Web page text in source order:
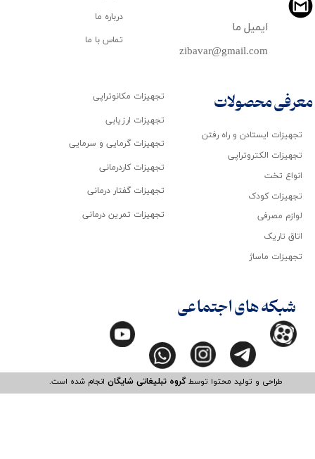
zibavar@gmail.com
ایمیل ما
طراحی و تولید محتوا توسطگروه تبلیغاتی شایگانانجام شده است.​​​​​​​
تجهیزات ایستادن و راه رفتن
تجهیزات الکتروتراپی
انواع تخت
تجهیزات کودک
لوازم مصرفی
اتاق تاریک
تجهیزات ماساژ
درباره ما
تماس با ما
تجهیزات مکانوتراپی
تجهیزات ارزیابی
تجهیزات گرمایی و سرمایی
تجهیزات کاردرمانی
تجهیزات گفتار درمانی
تجهیزات تمرین درمانی
معرفی محصولات
شبکه های اجتماعی